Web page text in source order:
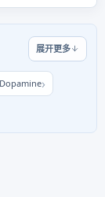
展开更多
Dopamine